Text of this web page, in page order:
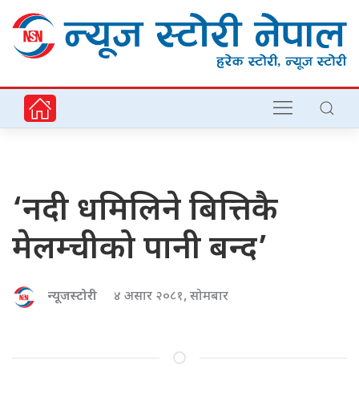
‘नदी धमिलिने बित्तिकै
मेलम्चीको पानी बन्द’
न्यूजस्टोरी ४ असार २०८१, सोमबार